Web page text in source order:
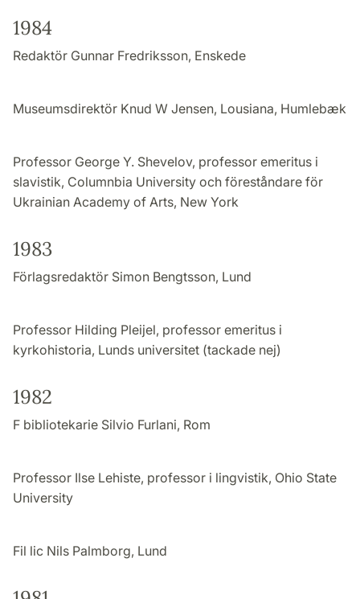
1984
Redaktör Gunnar Fredriksson, Enskede
Museumsdirektör Knud W Jensen, Lousiana, Humlebæk
Professor George Y. Shevelov, professor emeritus i
slavistik, Columnbia University och föreståndare för
Ukrainian Academy of Arts, New York
1983
Förlagsredaktör Simon Bengtsson, Lund
Professor Hilding Pleijel, professor emeritus i
kyrkohistoria, Lunds universitet (tackade nej)
1982
F bibliotekarie Silvio Furlani, Rom
Professor Ilse Lehiste, professor i lingvistik, Ohio State
University
Fil lic Nils Palmborg, Lund